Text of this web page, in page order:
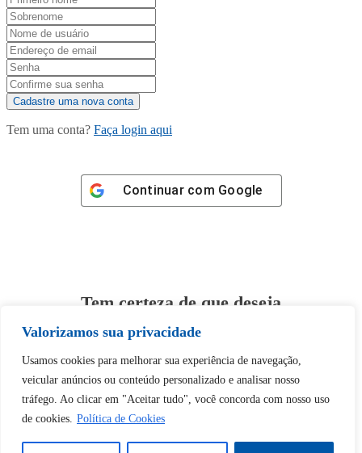
Valorizamos sua privacidade
Usamos cookies para melhorar sua experiência de navegação,
veicular anúncios ou conteúdo personalizado e analisar nosso
tráfego. Ao clicar em "Aceitar tudo", você concorda com nosso uso
de cookies. Política de Cookies
Tem uma conta? Faça login aqui
Continuar com Google
Tem certeza de que deseja
desbloquear esta publicação?
Desbloquear esquerda : 0
Sim